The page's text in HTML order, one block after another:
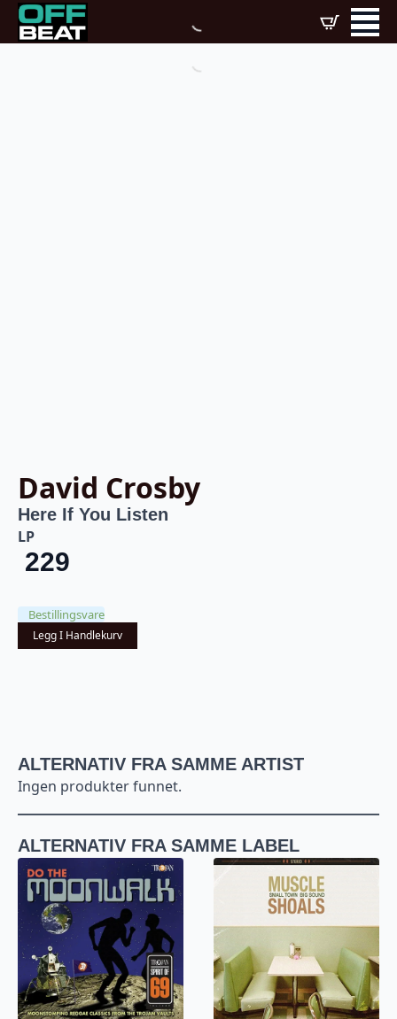
David Crosby
Here If You Listen
LP
229
Bestillingsvare
Legg I Handlekurv
ALTERNATIV FRA SAMME ARTIST
Ingen produkter funnet.
ALTERNATIV FRA SAMME LABEL